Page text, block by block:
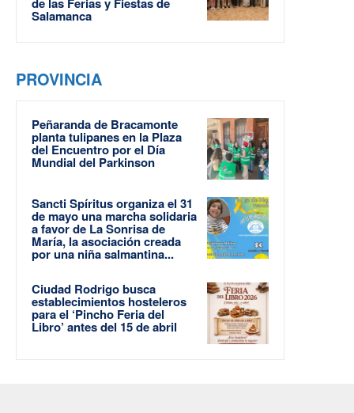
Salamanca
PROVINCIA
Peñaranda de Bracamonte
planta tulipanes en la Plaza
del Encuentro por el Día
Mundial del Parkinson
Sancti Spíritus organiza el 31
de mayo una marcha solidaria
a favor de La Sonrisa de
María, la asociación creada
por una niña salmantina...
Ciudad Rodrigo busca
establecimientos hosteleros
para el ‘Pincho Feria del
Libro’ antes del 15 de abril